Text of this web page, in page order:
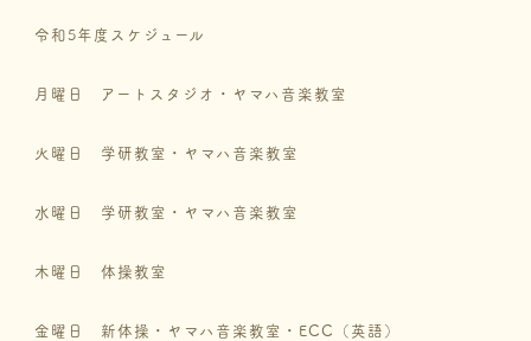
令和5年度スケジュール
月曜日 アートスタジオ・ヤマハ音楽教室
火曜日 学研教室・ヤマハ音楽教室
水曜日 学研教室・ヤマハ音楽教室
木曜日 体操教室
金曜日 新体操・ヤマハ音楽教室・ECC（英語）